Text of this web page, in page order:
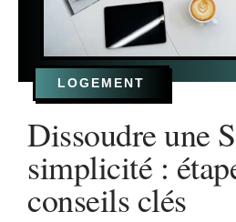
LOGEMENT
Dissoudre une
simplicité :
conseils clés